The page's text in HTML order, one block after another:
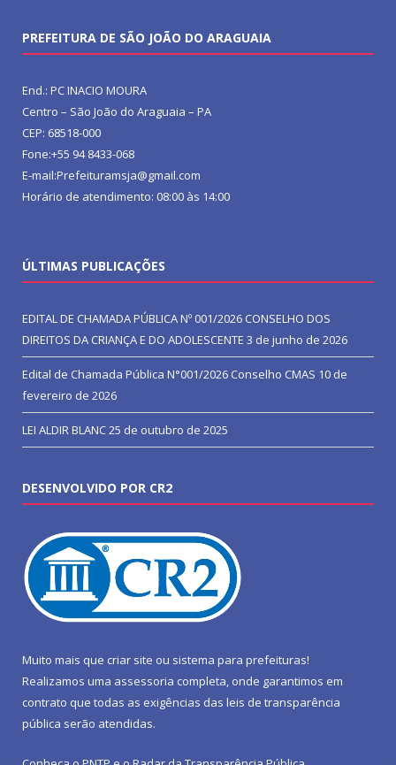
PREFEITURA DE SÃO JOÃO DO ARAGUAIA
End.: PC INACIO MOURA
Centro – São João do Araguaia – PA
CEP: 68518-000
Fone:+55 94 8433-068
E-mail:Prefeituramsja@gmail.com
Horário de atendimento: 08:00 às 14:00
ÚLTIMAS PUBLICAÇÕES
EDITAL DE CHAMADA PÚBLICA Nº 001/2026 CONSELHO DOS
DIREITOS DA CRIANÇA E DO ADOLESCENTE 3 de junho de 2026
Edital de Chamada Pública N°001/2026 Conselho CMAS 10 de
fevereiro de 2026
LEI ALDIR BLANC25 de outubro de 2025
DESENVOLVIDO POR CR2
Muito mais que criar site ou sistema para prefeituras!
Realizamos uma assessoria completa, onde garantimos em
contrato que todas as exigências das leis de transparência
pública serão atendidas.